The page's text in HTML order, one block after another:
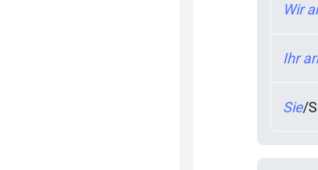
Wir
Ihr
Sie/